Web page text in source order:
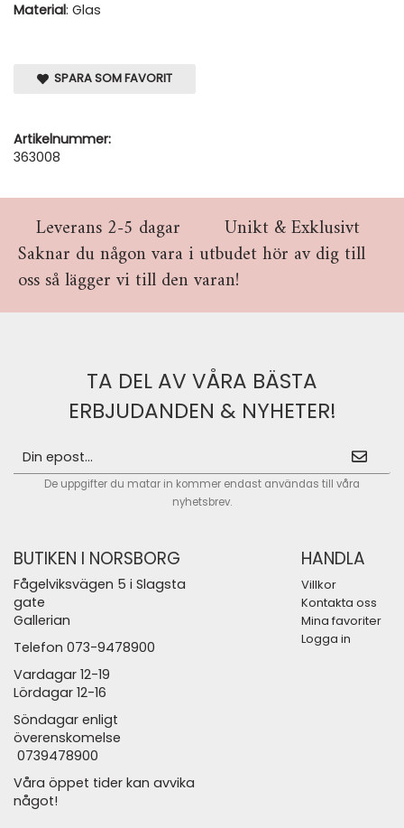
Material: Glas
SPARA SOM FAVORIT
Artikelnummer:
363008
Leverans 2-5 dagar
Unikt & Exklusivt
Saknar du någon vara i utbudet hör av dig till
oss så lägger vi till den varan!
TA DEL AV VÅRA BÄSTA
ERBJUDANDEN & NYHETER!
De uppgifter du matar in kommer endast användas till våra
nyhetsbrev.
BUTIKEN I NORSBORG
Fågelviksvägen 5 i Slagsta
gate
Gallerian
Telefon 073-9478900
Vardagar 12-19
Lördagar 12-16
Söndagar enligt
överenskomelse
0739478900
Våra öppet tider kan avvika
något!
HANDLA
Villkor
Kontakta oss
Mina favoriter
Logga in